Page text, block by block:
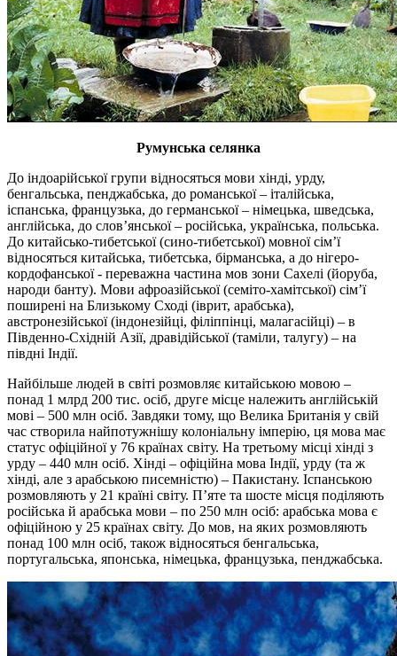
Румунська селянка
До індоарійської групи відносяться мови хінді, урду,
бенгальська, пенджабська, до романської – італійська,
іспанська, французька, до германської – німецька, шведська,
англійська, до слов’янської – російська, українська, польська.
До китайсько-тибетської (сино-тибетської) мовної сім’ї
відносяться китайська, тибетська, бірманська, а до нігеро-
кордофанської - переважна частина мов зони Сахелі (йоруба,
народи банту). Мови афроазійської (семіто-хамітської) сім’ї
поширені на Близькому Сході (іврит, арабська),
австронезійської (індонезійці, філіппінці, малагасійці) – в
Південно-Східній Азії, дравідійської (таміли, талугу) – на
півдні Індії.
Найбільше людей в світі розмовляє китайською мовою –
понад 1 млрд 200 тис. осіб, друге місце належить англійській
мові – 500 млн осіб. Завдяки тому, що Велика Британія у свій
час створила найпотужнішу колоніальну імперію, ця мова має
статус офіційної у 76 країнах світу. На третьому місці хінді з
урду – 440 млн осіб. Хінді – офіційна мова Індії, урду (та ж
хінді, але з арабською писемністю) – Пакистану. Іспанською
розмовляють у 21 країні світу. П’яте та шосте місця поділяють
російська й арабська мови – по 250 млн осіб: арабська мова є
офіційною у 25 країнах світу. До мов, на яких розмовляють
понад 100 млн осіб, також відносяться бенгальська,
португальська, японська, німецька, французька, пенджабська.